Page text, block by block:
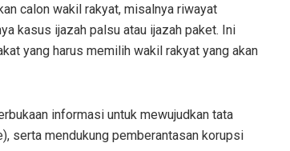
calon wakil rakyat, misalnya riwayat
kasus ijazah palsu atau ijazah paket. Ini
yang harus memilih wakil rakyat yang akan
informasi untuk mewujudkan tata
serta mendukung pemberantasan korupsi